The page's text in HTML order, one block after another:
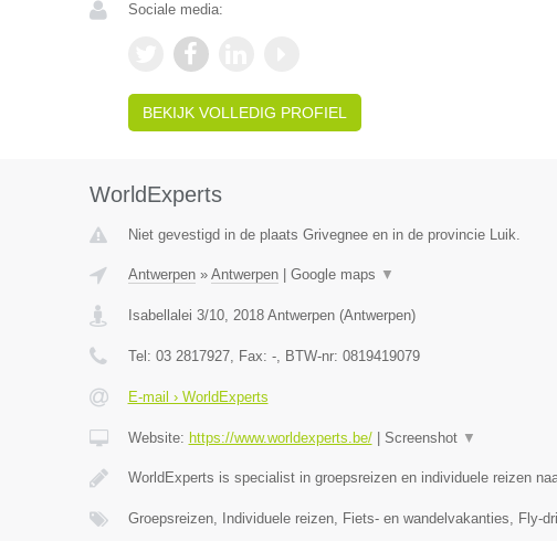
Sociale media:
BEKIJK VOLLEDIG PROFIEL
WorldExperts
Niet gevestigd in de plaats Grivegnee en in de provincie Luik.
Antwerpen» Antwerpen| Google maps ▼
Isabellalei 3/10, 2018 Antwerpen(Antwerpen)
Tel: 03 2817927, Fax: -, BTW-nr: 0819419079
E-mail › WorldExperts
Website: https://www.worldexperts.be/| Screenshot ▼
WorldExperts is specialist in groepsreizen en individuele reizen
Groepsreizen, Individuele reizen, Fiets- en wandelvakanties, Fly-